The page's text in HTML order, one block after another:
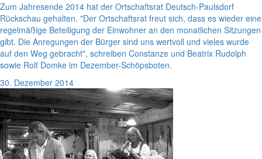
Zum Jahresende 2014 hat der Ortschaftsrat Deutsch-Paulsdorf
Rückschau gehalten. "Der Ortschaftsrat freut sich, dass es wieder eine
regelmäßige Beteiligung der Einwohner an den monatlichen Sitzungen
gibt. Die Anregungen der Bürger sind uns wertvoll und vieles wurde
auf den Weg gebracht", schreiben Constanze und Beatrix Rudolph
sowie Rolf Domke im Dezember-Schöpsboten.
30. Dezember 2014